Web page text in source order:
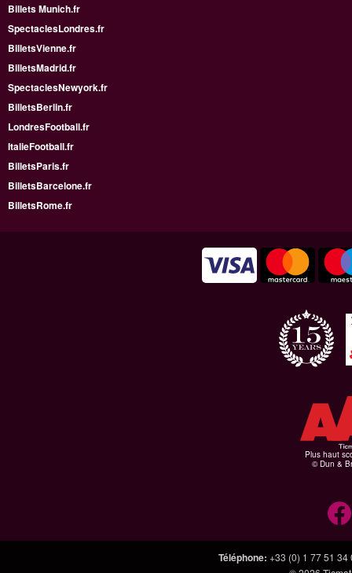
Billets Munich.fr
SpectaclesLondres.fr
BilletsVienne.fr
BilletsMadrid.fr
SpectaclesNewyork.fr
BilletsBerlin.fr
LondresFootball.fr
ItalieFootball.fr
BilletsParis.fr
BilletsBarcelone.fr
BilletsRome.fr
Plus haut
© Dun &
Téléphone: +33 (0) 1 77 51 34